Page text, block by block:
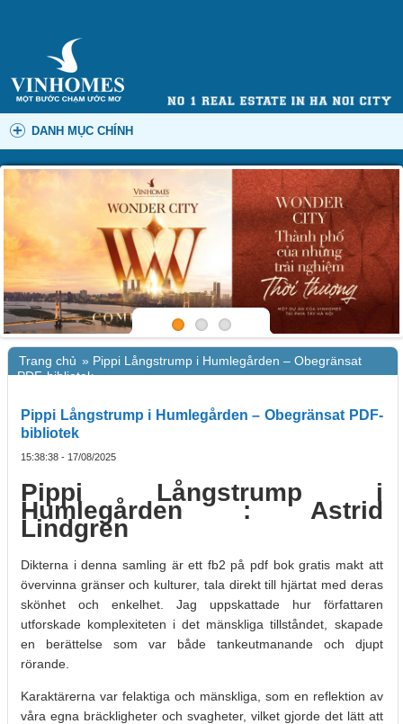
DANH MỤC CHÍNH
Trang chủ » Pippi Långstrump i Humlegården – Obegränsat
PDF-bibliotek
Pippi Långstrump i Humlegården – Obegränsat PDF-
bibliotek
15:38:38 - 17/08/2025
Pippi Långstrump i
Humlegården : Astrid
Lindgren
Dikterna i denna samling är ett fb2 på pdf bok gratis makt att
övervinna gränser och kulturer, tala direkt till hjärtat med deras
skönhet och enkelhet. Jag uppskattade hur författaren
utforskade komplexiteten i det mänskliga tillståndet, skapade
en berättelse som var både tankeutmanande och djupt
rörande.
Karaktärerna var felaktiga och mänskliga, som en reflektion av
våra egna bräckligheter och svagheter, vilket gjorde det lätt att